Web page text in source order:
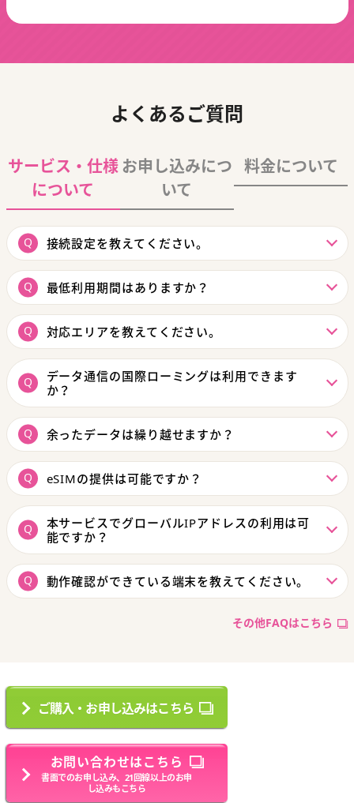
よくあるご質問
サービス・仕様
について
お申し込みにつ
いて
料金について
接続設定を教えてください。
最低利用期間はありますか？
対応エリアを教えてください。
データ通信の国際ローミングは利用できます
か？
余ったデータは繰り越せますか？
eSIMの提供は可能ですか？
本サービスでグローバルIPアドレスの利用は可
能ですか？
動作確認ができている端末を教えてください。
その他FAQはこちら
ご購入・お申し込みはこちら
お問い合わせはこちら
書面でのお申し込み、21回線以上のお申
し込みもこちら